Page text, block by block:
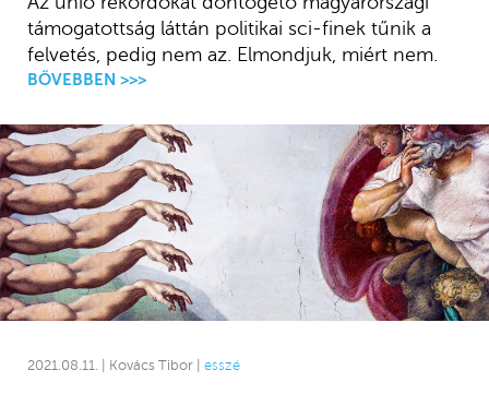
támogatottság láttán politikai sci-finek tűnik a
felvetés, pedig nem az. Elmondjuk, miért nem.
BŐVEBBEN >>>
2021.08.11. | Kovács Tibor | esszé